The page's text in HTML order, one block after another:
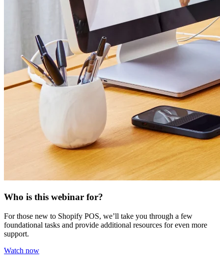
Who is this webinar for?
For those new to Shopify POS, we’ll take you through a few
foundational tasks and provide additional resources for even more
support.
Watch now